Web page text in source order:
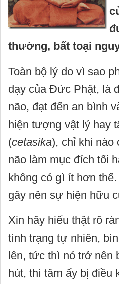
thường, bất toại
Toàn bộ lý do vì sao
dạy của Đức Phật, là
não, đạt đến an bình
hiện tượng vật lý hay
(cetasika), chỉ khi nào
não làm mục đích tối
không có gì ít hơn
gây nên sự hiện hữu
Xin hãy hiểu thật rõ
tình trạng tự nhiên,
lên, tức thì nó trở nên
hút, thì tâm ấy bị điều